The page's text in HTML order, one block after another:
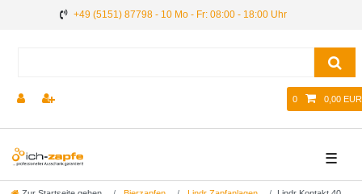
+49 (5151) 87798 - 10 Mo - Fr: 08:00 - 18:00 Uhr
0 0,00 EUR
☰